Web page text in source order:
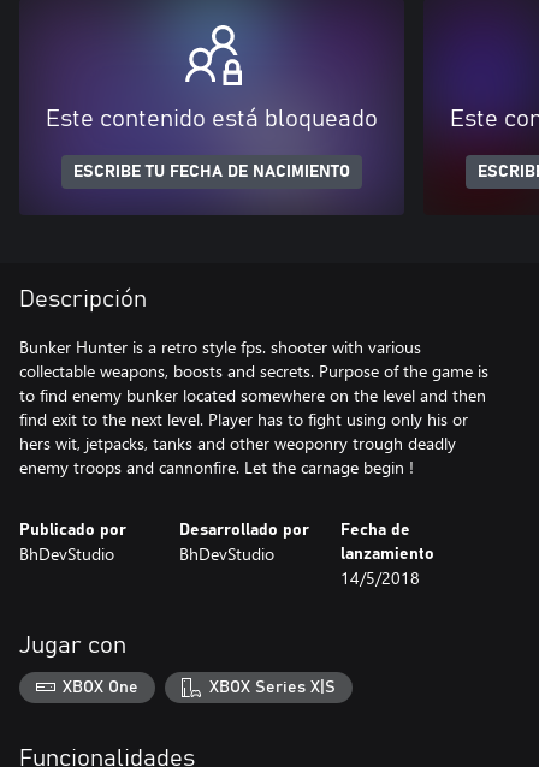
Este contenido está bloqueado
ESCRIBE TU FECHA DE NACIMIENTO
Este
Descripción
Bunker Hunter is a retro style fps. shooter with various
collectable weapons, boosts and secrets. Purpose of the game is
to find enemy bunker located somewhere on the level and then
find exit to the next level. Player has to fight using only his or
hers wit, jetpacks, tanks and other weoponry trough deadly
enemy troops and cannonfire. Let the carnage begin !
Publicado por
BhDevStudio
Desarrollado por
BhDevStudio
Fecha de
lanzamiento
14/5/2018
Jugar con
XBOX One XBOX Series X|S
Funcionalidades